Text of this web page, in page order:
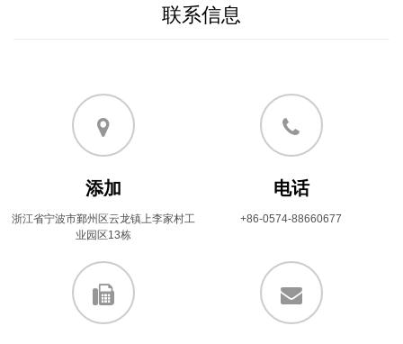
联系信息
添加
浙江省宁波市鄞州区云龙镇上李家村工
业园区13栋
电话
+86-0574-88660677